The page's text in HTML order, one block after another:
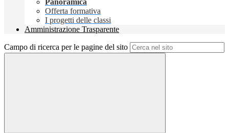
Panoramica
Offerta formativa
I progetti delle classi
Amministrazione Trasparente
Campo di ricerca per le pagine del sito